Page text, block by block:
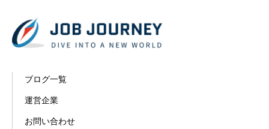
ブログ一覧
運営企業
お問い合わせ